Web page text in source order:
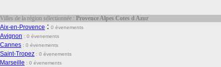
Villes de la région sélectionnée : Provence Alpes Cotes d Azur
Aix-en-Provence : 0 évenements
Avignon : 0 évenements
Cannes : 0 évenements
Saint-Tropez : 0 évenements
Marseille : 0 évenements